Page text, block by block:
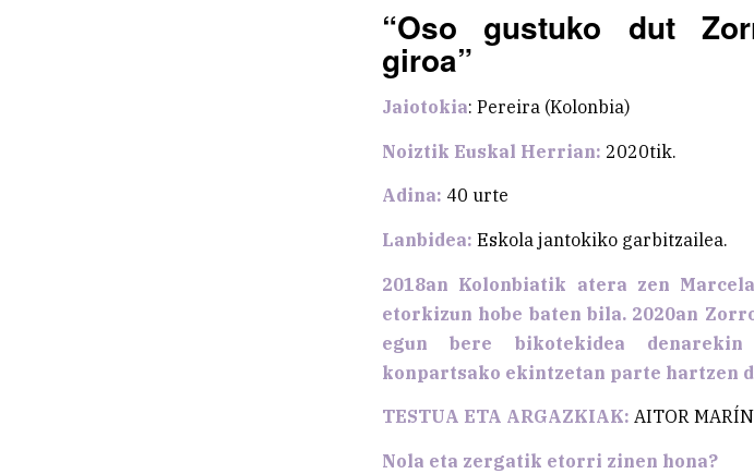
“Oso gustuko dut
giroa”
Jaiotokia: Pereira (Kolonbia)
Noiztik Euskal Herrian: 2020tik.
Adina: 40 urte
Lanbidea: Eskola jantokiko garbitzailea.
2018an Kolonbiatik atera zen
etorkizun hobe baten bila. 2020an
egun bere bikotekidea
konpartsako ekintzetan parte hartzen
TESTUA ETA ARGAZKIAK: AITOR MARÍN
Nola eta zergatik etorri zinen hona?